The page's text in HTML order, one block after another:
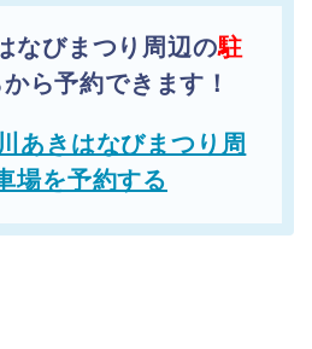
なびまつり周辺の駐
ら予約できます！
あきはなびまつり周
場を予約する